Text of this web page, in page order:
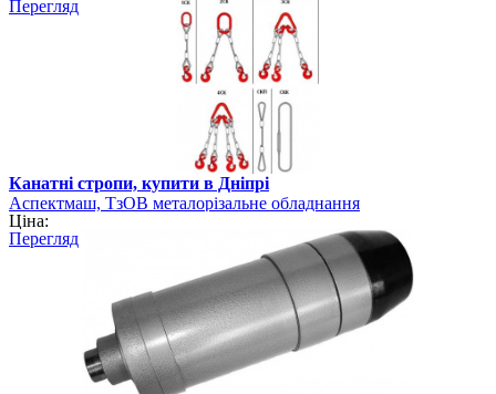
Перегляд
Канатні стропи, купити в Дніпрі
Аспектмаш, ТзОВ металорізальне обладнання
Ціна:
Перегляд